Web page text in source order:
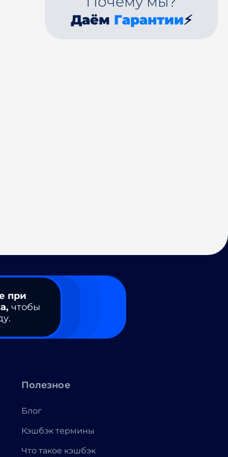
Даём Гарантии⚡
при
чтобы
Полезное
Блог
Кэшбэк термины
Что такое кэшбэк